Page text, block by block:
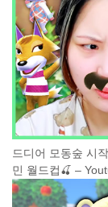
드디어 모동숲 시
민 월드컵🍒 –